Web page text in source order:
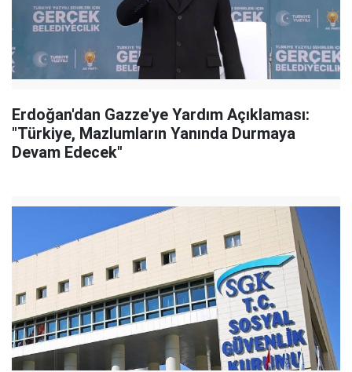
Erdoğan'dan Gazze'ye Yardım Açıklaması:
"Türkiye, Mazlumların Yanında Durmaya
Devam Edecek"